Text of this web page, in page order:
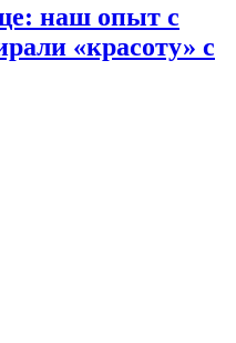
наш опыт с
«красоту» с